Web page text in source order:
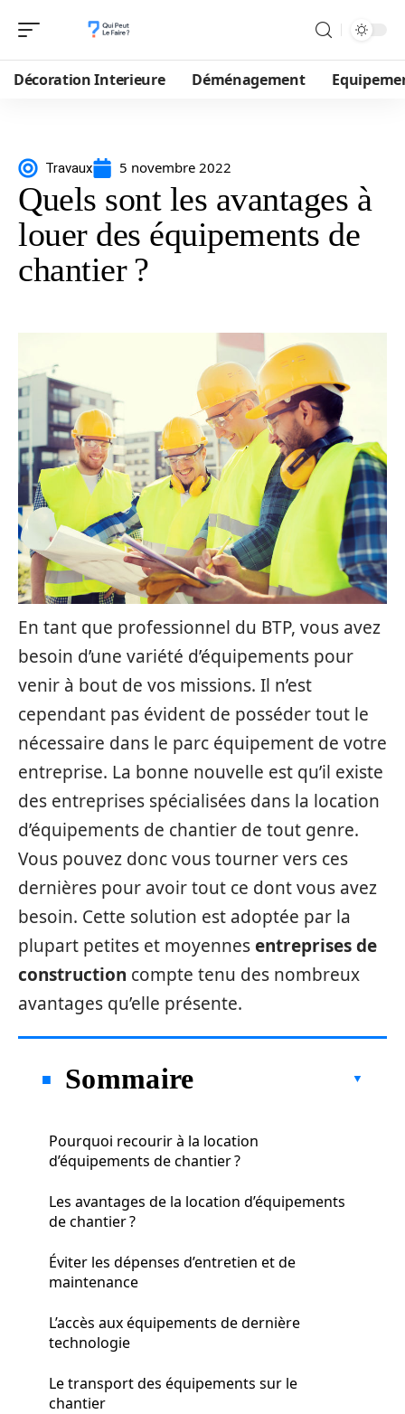
Décoration Interieure Déménagement
Travaux 5 novembre 2022
Quels sont les avantages à
louer des équipements de
chantier ?
En tant que professionnel du BTP, vous avez
besoin d’une variété d’équipements pour
venir à bout de vos missions. Il n’est
cependant pas évident de posséder tout le
nécessaire dans le parc équipement de votre
entreprise. La bonne nouvelle est qu’il existe
des entreprises spécialisées dans la location
d’équipements de chantier de tout genre.
Vous pouvez donc vous tourner vers ces
dernières pour avoir tout ce dont vous avez
besoin. Cette solution est adoptée par la
plupart petites et moyennesentreprises de
construction compte tenu des nombreux
avantages qu’elle présente.
Sommaire
Pourquoi recourir à la location
d’équipements de chantier ?
Les avantages de la location d’équipements
de chantier ?
Éviter les dépenses d’entretien et de
maintenance
L’accès aux équipements de dernière
technologie
Le transport des équipements sur le
chantier